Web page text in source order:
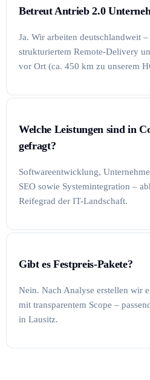
Betreut Antrieb 2.0
Ja. Wir arbeiten deutschlandweit
strukturiertem Remote-Delivery
vor Ort (ca. 450 km zu unserem
Welche Leistungen sind in
gefragt?
Softwareentwicklung,
SEO sowie Systemintegration –
Reifegrad der IT-Landschaft.
Gibt es Festpreis-Pakete?
Nein. Nach Analyse erstellen wir
mit transparentem Scope –
in Lausitz.